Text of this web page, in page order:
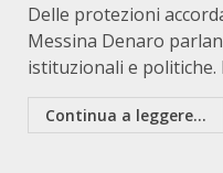
Delle protezioni
Messina Denaro
istituzionali e politiche.
Continua a leggere...